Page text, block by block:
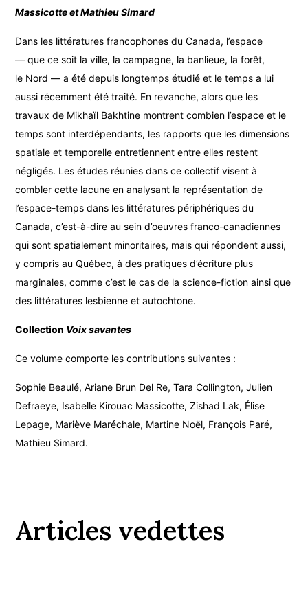
Massicotte et Mathieu Simard
Dans les littératures francophones du Canada, l’espace
— que ce soit la ville, la campagne, la banlieue, la forêt,
le Nord — a été depuis longtemps étudié et le temps a lui
aussi récemment été traité. En revanche, alors que les
travaux de Mikhaïl Bakhtine montrent combien l’espace et le
temps sont interdépendants, les rapports que les dimensions
spatiale et temporelle entretiennent entre elles restent
négligés. Les études réunies dans ce collectif visent à
combler cette lacune en analysant la représentation de
l’espace-temps dans les littératures périphériques du
Canada, c’est-à-dire au sein d’oeuvres franco-canadiennes
qui sont spatialement minoritaires, mais qui répondent aussi,
y compris au Québec, à des pratiques d’écriture plus
marginales, comme c’est le cas de la science-fiction ainsi que
des littératures lesbienne et autochtone.
Collection Voix savantes
Ce volume comporte les contributions suivantes :
Sophie Beaulé, Ariane Brun Del Re, Tara Collington, Julien
Defraeye, Isabelle Kirouac Massicotte, Zishad Lak, Élise
Lepage, Mariève Maréchale, Martine Noël, François Paré,
Mathieu Simard.
Articles vedettes